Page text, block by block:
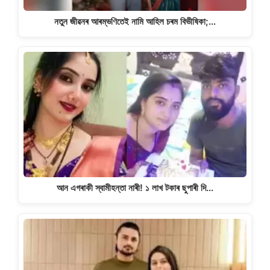
নতুন জীৱনৰ আৰম্ভণিতেই নামি আহিল চৰম বিভীষিকা;…
আন এগৰাকী স্বামীহন্তা নাৰী! ১ লাখ টকাৰ ছুপাৰী দি…